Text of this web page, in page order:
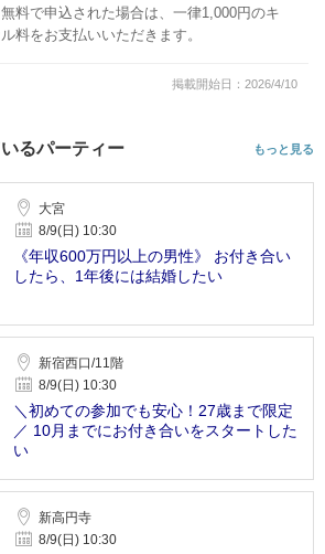
無料で申込された場合は、一律1,000円のキ
料をお支払いいただきます。
掲載開始日：2026/4/10
るパーティー もっと見る
大宮
8/9(日) 10:30
《年収600万円以上の男性》 お付き合い
したら、1年後には結婚したい
新宿西口/11階
8/9(日) 10:30
＼初めての参加でも安心！27歳まで限定
／ 10月までにお付き合いをスタートした
い
新高円寺
8/9(日) 10:30